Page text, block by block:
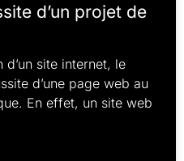
d’un projet de
site internet, le
d’une page web au
En effet, un site web